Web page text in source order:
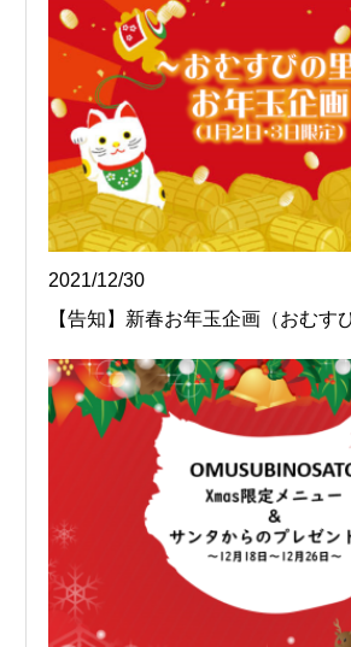
2021/12/30
【告知】新春お年玉企画（おむす